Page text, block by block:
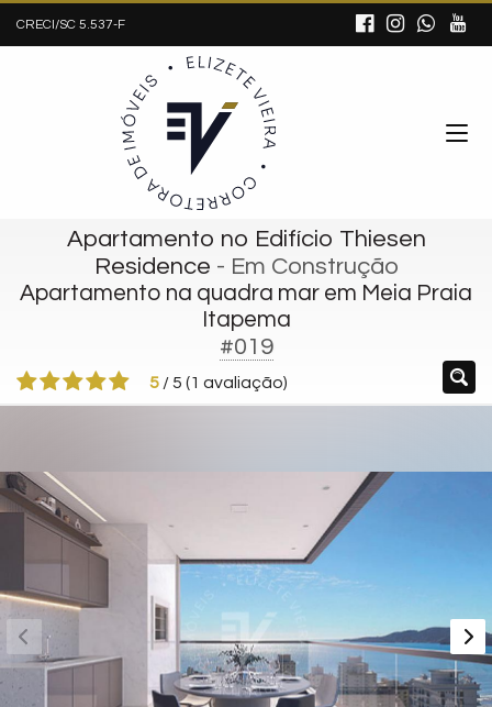
CRECI/SC 5.537-F
Apartamento no Edifício Thiesen
Residence - Em Construção
Apartamento na quadra mar em Meia Praia
Itapema
#019
5 /5 (1 avaliação)